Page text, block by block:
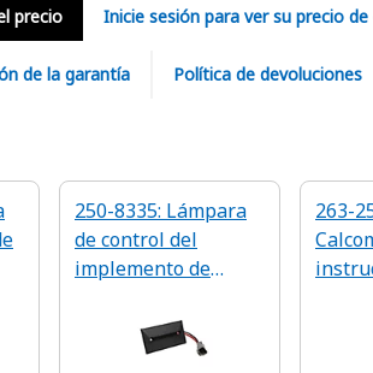
precio Inicie sesión para ver su precio
de la garantía Política de devoluciones
250-8335: Lámpara
de control del
implemento de
263-